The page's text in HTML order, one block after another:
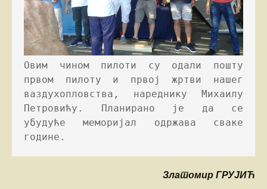
Овим чином пилоти су одали пошту
првом пилоту и првој жртви нашег
ваздухопловства, нареднику Михаилу
Петровићу. Планирано је да се
убудуће меморијал одржава сваке
године.
Златомир ГРУЈИЋ